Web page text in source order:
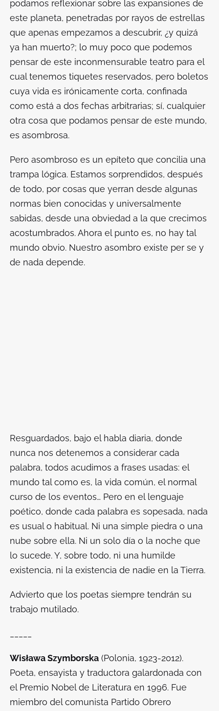
podamos reflexionar sobre las expansiones de
este planeta, penetradas por rayos de estrellas
que apenas empezamos a descubrir, ¿y quizá
ya han muerto?; lo muy poco que podemos
pensar de este inconmensurable teatro para el
cual tenemos tiquetes reservados, pero boletos
cuya vida es irónicamente corta, confinada
como está a dos fechas arbitrarias; sí, cualquier
otra cosa que podamos pensar de este mundo,
es asombrosa.
Pero asombroso es un epíteto que concilia una
trampa lógica. Estamos sorprendidos, después
de todo, por cosas que yerran desde algunas
normas bien conocidas y universalmente
sabidas, desde una obviedad a la que crecimos
acostumbrados. Ahora el punto es, no hay tal
mundo obvio. Nuestro asombro existe per se y
de nada depende.
Resguardados, bajo el habla diaria, donde
nunca nos detenemos a considerar cada
palabra, todos acudimos a frases usadas: el
mundo tal como es, la vida común, el normal
curso de los eventos… Pero en el lenguaje
poético, donde cada palabra es sopesada, nada
es usual o habitual. Ni una simple piedra o una
nube sobre ella. Ni un solo día o la noche que
lo sucede. Y, sobre todo, ni una humilde
existencia, ni la existencia de nadie en la Tierra.
Advierto que los poetas siempre tendrán su
trabajo mutilado.
Wisława Szymborska (Polonia, 1923-2012).
Poeta, ensayista y traductora galardonada con
el Premio Nobel de Literatura en 1996. Fue
miembro del comunista Partido Obrero